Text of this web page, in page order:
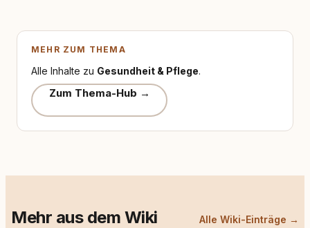
MEHR ZUM THEMA
Alle Inhalte zu Gesundheit & Pflege.
Zum Thema-Hub →
Mehr aus dem Wiki Alle Wiki-Einträge →